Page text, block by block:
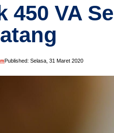
450 VA
Published: Selasa, 31 Maret 2020